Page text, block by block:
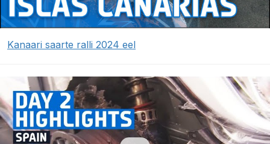
Kanaari saarte ralli 2024 eel